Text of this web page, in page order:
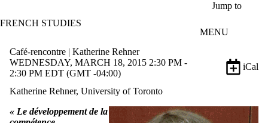
Jump to
FRENCH STUDIES
MENU
Café-rencontre | Katherine Rehner
WEDNESDAY, MARCH 18, 2015 2:30 PM -
2:30 PM EDT (GMT -04:00)
iCal
Katherine Rehner, University of Toronto
« Le développement de la